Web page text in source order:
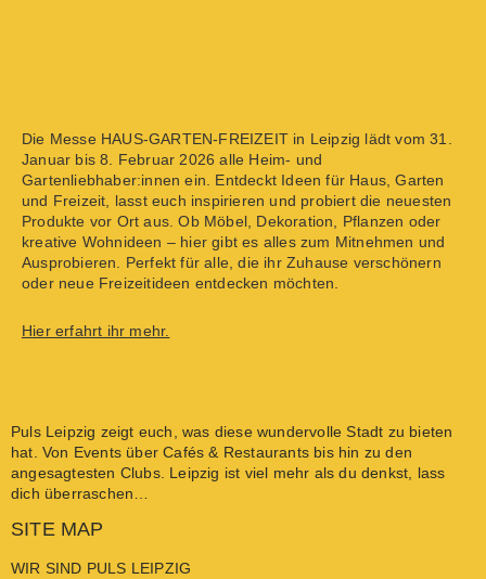
Die Messe HAUS-GARTEN-FREIZEIT in Leipzig lädt vom 31.
Januar bis 8. Februar 2026 alle Heim- und
Gartenliebhaber:innen ein. Entdeckt Ideen für Haus, Garten
und Freizeit, lasst euch inspirieren und probiert die neuesten
Produkte vor Ort aus. Ob Möbel, Dekoration, Pflanzen oder
kreative Wohnideen – hier gibt es alles zum Mitnehmen und
Ausprobieren. Perfekt für alle, die ihr Zuhause verschönern
oder neue Freizeitideen entdecken möchten.
Hier erfahrt ihr mehr.
Puls Leipzig zeigt euch, was diese wundervolle Stadt zu bieten
hat. Von Events überCafés & Restaurants bis hin zu den
angesagtesten Clubs. Leipzig ist viel mehr als du denkst, lass
dich überraschen…
SITE MAP
WIR SIND PULS LEIPZIG